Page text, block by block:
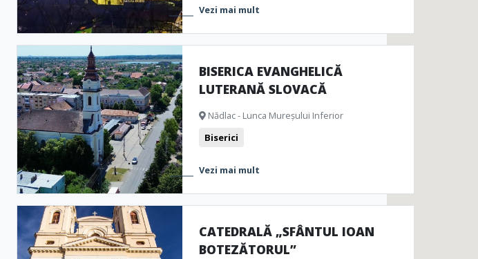
Vezi mai mult
BISERICA EVANGHELICĂ
LUTERANĂ SLOVACĂ
Nădlac - Lunca Mureșului Inferior
Biserici
Vezi mai mult
CATEDRALĂ „SFÂNTUL IOAN
BOTEZĂTORUL”